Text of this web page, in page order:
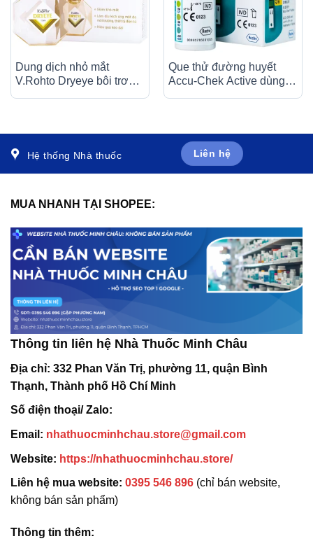
Dung dịch nhỏ mắt
V.Rohto Dryeye bôi trơn
mắt, bổ sung nước mắt
Que thử đường huyết
Accu-Chek Active dùng
cho máy Accu-Chek
Hệ thống Nhà thuốc Liên hệ
MUA NHANH TẠI SHOPEE:
Thông tin liên hệ Nhà Thuốc Minh Châu
Địa chỉ: 332 Phan Văn Trị, phường 11, quận Bình
Thạnh, Thành phố Hồ Chí Minh
Số điện thoại/ Zalo:
Email: nhathuocminhchau.store@gmail.com
Website: https://nhathuocminhchau.store/
Liên hệ mua website: 0395 546 896 (chỉ bán website,
không bán sản phẩm)
Thông tin thêm: